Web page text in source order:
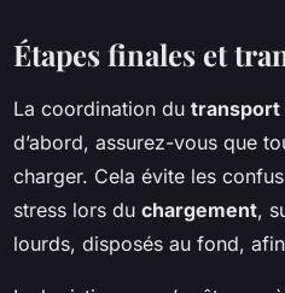
Étapes finales et
La coordination du transport
d’abord, assurez-vous que
charger. Cela évite les
stress lors du chargement,
lourds, disposés au fond,